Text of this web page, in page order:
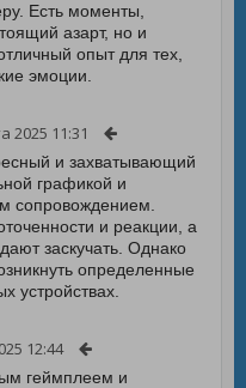
Есть моменты,
азарт, но и
опыт для тех,
эмоции.
2025 11:31
и захватывающий
графикой и
сопровождением.
и реакции, а
заскучать. Однако
определенные
устройствах.
12:44
геймплеем и